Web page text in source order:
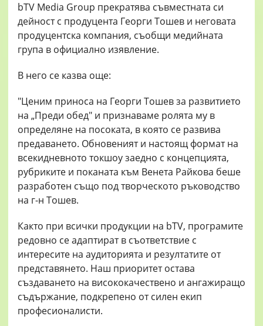
bTV Media Group прекратява съвместната си
дейност с продуцента Георги Тошев и неговата
продуцентска компания, съобщи медийната
група в официално изявление.
В него се казва още:
"Ценим приноса на Георги Тошев за развитието
на „Преди обед" и признаваме ролята му в
определяне на посоката, в която се развива
предаването. Обновеният и настоящ формат на
всекидневното токшоу заедно с концепцията,
рубриките и поканата към Венета Райкова беше
разработен също под творческото ръководство
на г-н Тошев.
Както при всички продукции на bTV, програмите
редовно се адаптират в съответствие с
интересите на аудиторията и резултатите от
представянето. Наш приоритет остава
създаването на висококачествено и ангажиращо
съдържание, подкрепено от силен екип
професионалисти.